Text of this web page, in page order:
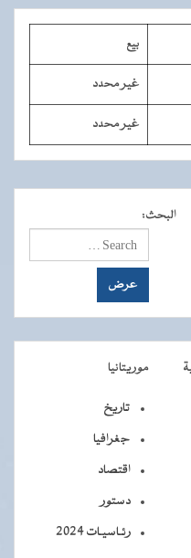
بيع
غير محدد
غير محدد
البحث:
موريتانيا
تاريخ
جغرافيا
اقتصاد
دستور
رئـاسيـات 2024